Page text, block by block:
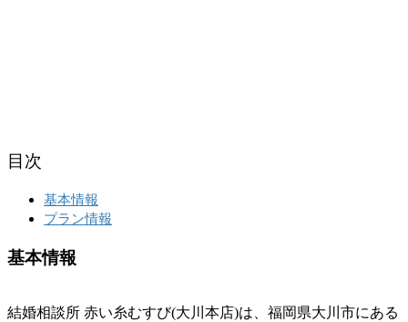
目次
基本情報
プラン情報
基本情報
結婚相談所 赤い糸むすび(大川本店)は、福岡県大川市にある